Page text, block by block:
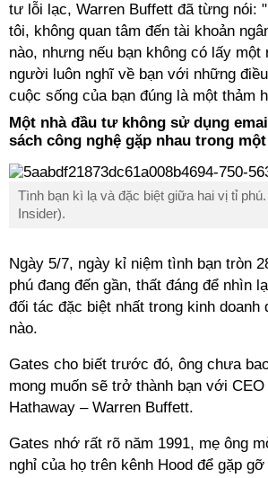
tư lỗi lạc, Warren Buffett đã từng nói:
tôi, không quan tâm đến tài khoản
nào, nhưng nếu bạn không có lấy một
người luôn nghĩ về bạn với những
cuộc sống của bạn đúng là một thảm
Một nhà đầu tư không sử dụng
sách công nghệ gặp nhau trong
Tình bạn kì lạ và đặc biệt giữa hai vị tỉ
Insider).
Ngày 5/7, ngày kỉ niệm tình bạn tròn
phú đang đến gần, thất đáng để nhìn
đối tác đặc biệt nhất trong kinh doanh
nào.
Gates cho biết trước đó, ông chưa
mong muốn sẽ trở thành bạn với
Hathaway – Warren Buffett.
Gates nhớ rất rõ năm 1991, mẹ ông
nghỉ của họ trên kênh Hood để gặp